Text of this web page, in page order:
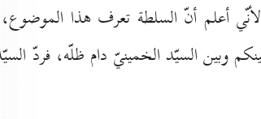
أعلم أنّ السلطة تعرف هذا الموضوع،
وبين السيّد الخمينيّ دام ظلّه، فردّ